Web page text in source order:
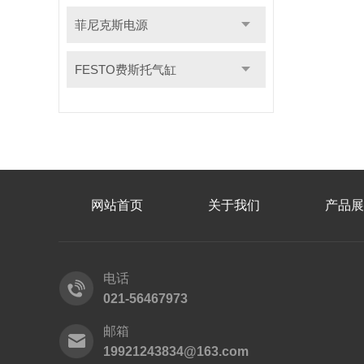
菲尼克斯电源
FESTO费斯托气缸
网站首页 关于我们 产品
电话
021-56467973
邮箱
19921243834@163.com